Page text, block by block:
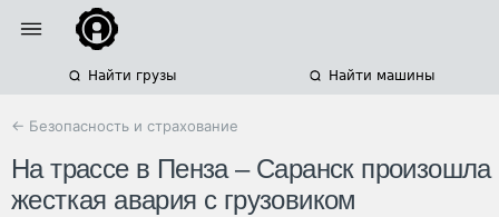
Найти грузы Найти машины
← Безопасность и страхование
На трассе в Пенза – Саранск произошла
жесткая авария с грузовиком